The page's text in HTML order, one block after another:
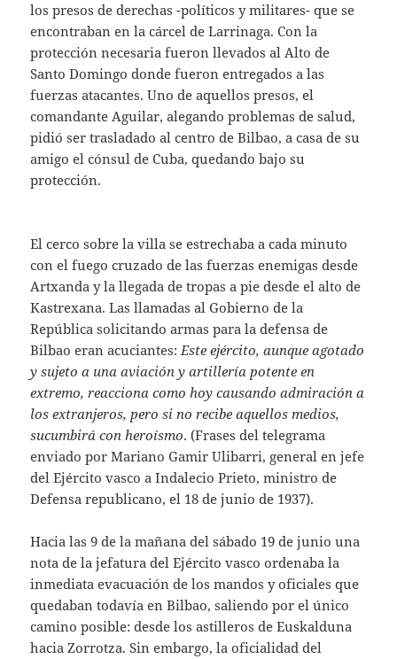
los presos de derechas -políticos y militares- que se
encontraban en la cárcel de Larrinaga. Con la
protección necesaria fueron llevados al Alto de
Santo Domingo donde fueron entregados a las
fuerzas atacantes. Uno de aquellos presos, el
comandante Aguilar, alegando problemas de salud,
pidió ser trasladado al centro de Bilbao, a casa de su
amigo el cónsul de Cuba, quedando bajo su
protección.
El cerco sobre la villa se estrechaba a cada minuto
con el fuego cruzado de las fuerzas enemigas desde
Artxanda y la llegada de tropas a pie desde el alto de
Kastrexana. Las llamadas al Gobierno de la
República solicitando armas para la defensa de
Bilbao eran acuciantes:Este ejército, aunque agotado
y sujeto a una aviación y artillería potente en
extremo, reacciona como hoy causando admiración a
los extranjeros, pero si no recibe aquellos medios,
sucumbirá con heroísmo. (Frases del telegrama
enviado por Mariano Gamir Ulibarri, general en jefe
del Ejército vasco a Indalecio Prieto, ministro de
Defensa republicano, el 18 de junio de 1937).
Hacia las 9 de la mañana del sábado 19 de junio una
nota de la jefatura del Ejército vasco ordenaba la
inmediata evacuación de los mandos y oficiales que
quedaban todavía en Bilbao, saliendo por el único
camino posible: desde los astilleros de Euskalduna
hacia Zorrotza. Sin embargo, la oficialidad del